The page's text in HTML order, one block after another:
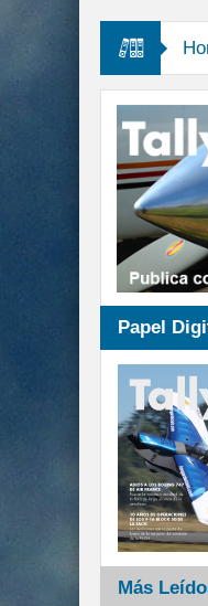
Papel
Más